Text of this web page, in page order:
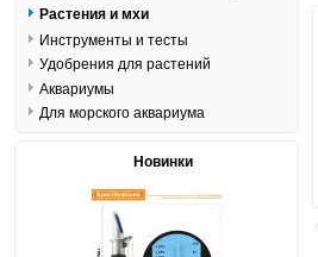
Растения и мхи
Инструменты и тесты
Удобрения для растений
Аквариумы
Для морского аквариума
Новинки